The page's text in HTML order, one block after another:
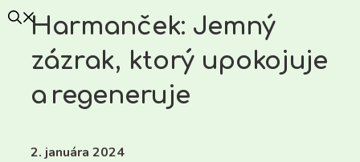
Harmanček: Jemný
zázrak, ktorý upokojuje
a regeneruje
2. januára 2024